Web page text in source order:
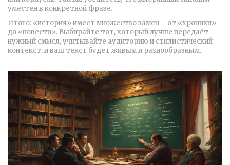
уместен в конкретной фразе.
Итого: «история» имеет множество замен – от «хроники»
до «повести». Выбирайте тот, который лучше передаёт
нужный смысл, учитывайте аудиторию и стилистический
контекст, и ваш текст будет живым и разнообразным.